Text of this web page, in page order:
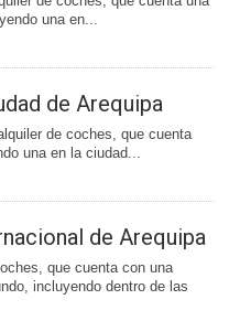
una en...
de Arequipa
de coches, que cuenta
una en la ciudad...
de Arequipa
que cuenta con una
incluyendo dentro de las